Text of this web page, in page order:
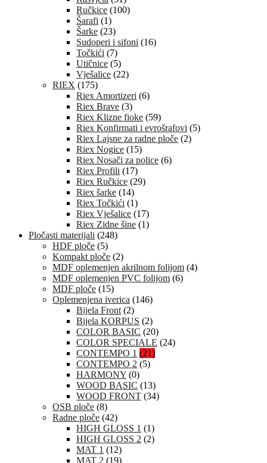
Ručkice (100)
Šarafi (1)
Šarke (23)
Sudoperi i sifoni (16)
Točkići (7)
Utičnice (5)
Vješalice (22)
RIEX (175)
Riex Amortizeri (6)
Riex Brave (3)
Riex Klizne fioke (59)
Riex Konfirmati i evrošrafovi (5)
Riex Lajsne za radne ploče (2)
Riex Nogice (15)
Riex Nosači za police (6)
Riex Profili (17)
Riex Ručkice (29)
Riex šarke (14)
Riex Točkići (1)
Riex Vješalice (17)
Riex Zidne šine (1)
Pločasti materijali (248)
HDF ploče (5)
Kompakt ploče (2)
MDF oplemenjen akrilnom folijom (4)
MDF oplemenjen PVC folijom (6)
MDF ploče (15)
Oplemenjena iverica (146)
Bijela Front (2)
Bijela KORPUS (2)
COLOR BASIC (20)
COLOR SPECIALE (24)
CONTEMPO 1 (21)
CONTEMPO 2 (5)
HARMONY (0)
WOOD BASIC (13)
WOOD FRONT (34)
OSB ploče (8)
Radne ploče (42)
HIGH GLOSS 1 (1)
HIGH GLOSS 2 (2)
MAT 1 (12)
MAT 2 (19)